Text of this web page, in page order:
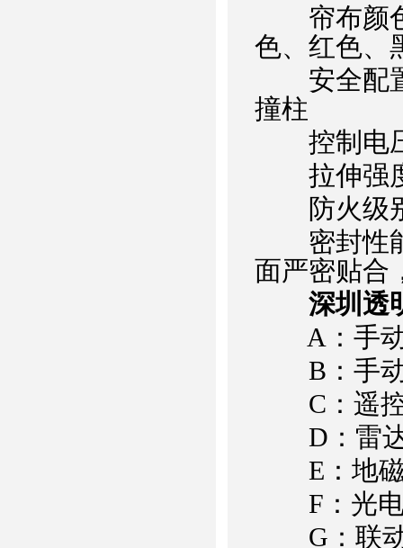
帘布颜色
色、红色、
安全配置
撞柱
控制电压
拉伸强度
防火级别
密封性能
面严密贴合
深圳透
A：手动
B：手动
C：遥控
D：雷达
E：地磁
F：光电
G：联动